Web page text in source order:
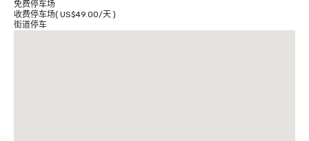
免费停车场
收费停车场( US$49.00/天)
街道停车